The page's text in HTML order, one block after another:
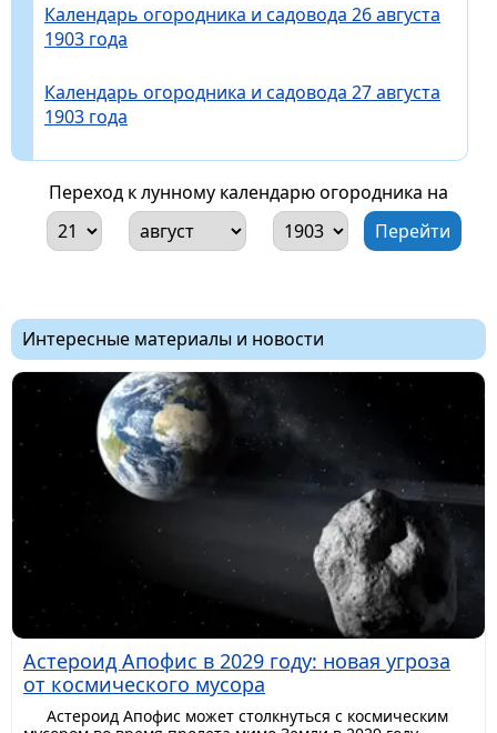
Календарь огородника и садовода 26 августа
1903 года
Календарь огородника и садовода 27 августа
1903 года
Переход к лунному календарю огородника на
Интересные материалы и новости
Астероид Апофис в 2029 году: новая угроза
от космического мусора
Астероид Апофис может столкнуться с космическим